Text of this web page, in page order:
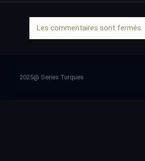
Les commentaires sont fermés.
2025@ Series Turques